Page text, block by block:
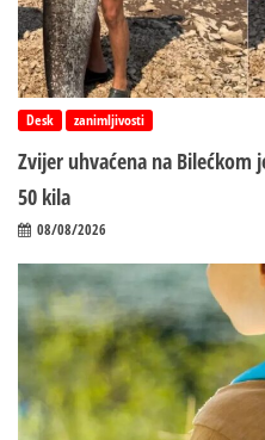
Desk zanimljivosti
Zvijer uhvaćena na Bilećkom
50 kila
08/08/2026